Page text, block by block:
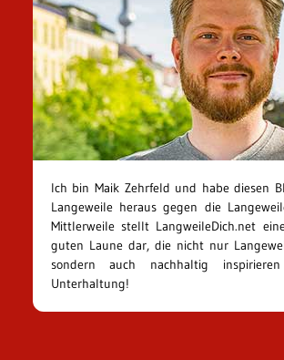
Ich bin Maik Zehrfeld und habe diesen
Langeweile heraus gegen die
Mittlerweile stellt LangweileDich.net
guten Laune dar, die nicht nur
sondern auch nachhaltig
Unterhaltung!